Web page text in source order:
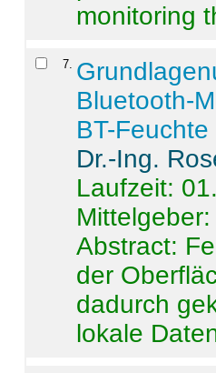
monitoring
7
Bluetooth-
BT-Feuchte
Dr.-Ing.
Laufzeit:
Abstract:
der
dadurch
lokale